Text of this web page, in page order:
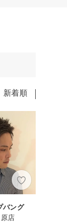
新着順
バング
店